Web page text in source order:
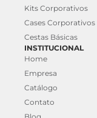
Kits Corporativos
Cases Corporativos
Cestas Básicas
INSTITUCIONAL
Home
Empresa
Catálogo
Contato